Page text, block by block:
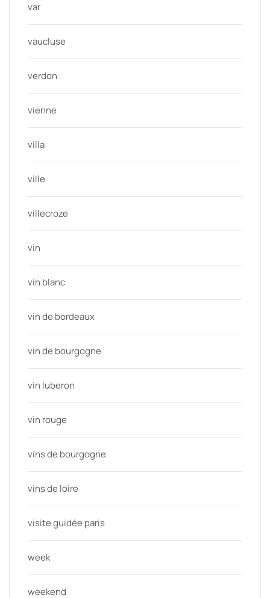
var
vaucluse
verdon
vienne
villa
ville
villecroze
vin
vin blanc
vin de bordeaux
vin de bourgogne
vin luberon
vin rouge
vins de bourgogne
vins de loire
visite guidée paris
week
weekend